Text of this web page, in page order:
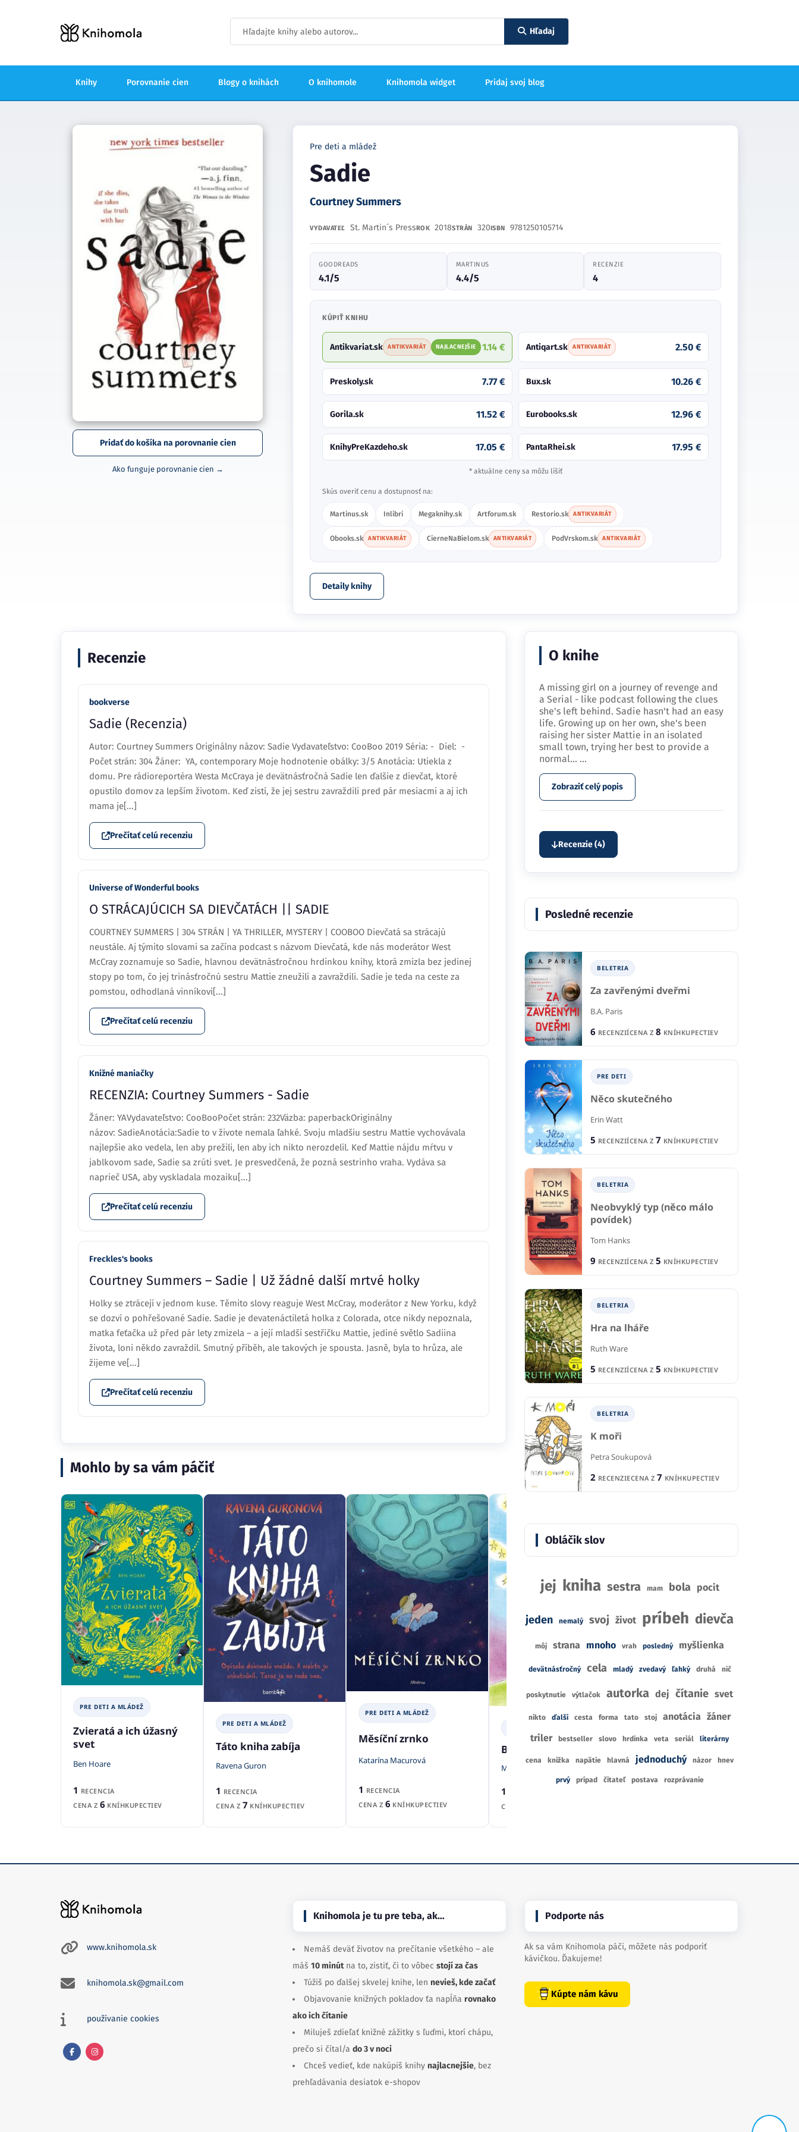
Hľadaj
Knihy Porovnanie cien Blogy o knihách O knihomole Knihomola widget Pridaj svoj blog
Pridať do košíka na porovnanie cien
Ako funguje porovnanie cien →
Pre deti a mládež
Sadie
Courtney Summers
VYDAVATEĽ St. Martin´s PressROK 2018STRÁN 320ISBN 9781250105714
GOODREADS
4.1/5
MARTINUS
4.4/5
RECENZIE
4
KÚPIŤ KNIHU
Antikvariat.sk ANTIKVARIÁT NAJLACNEJŠIE 1.14 € Antiqart.sk ANTIKVARIÁT 2.50 €
Preskoly.sk 7.77 € Bux.sk 10.26 €
Gorila.sk 11.52 € Eurobooks.sk 12.96 €
KnihyPreKazdeho.sk 17.05 € PantaRhei.sk 17.95 €
* aktuálne ceny sa môžu líšiť
Skús overiť cenu a dostupnosť na:
Martinus.sk Inlibri Megaknihy.sk Artforum.sk Restorio.sk ANTIKVARIÁT
Obooks.sk ANTIKVARIÁT CierneNaBielom.sk ANTIKVARIÁT PodVrskom.sk ANTIKVARIÁT
Detaily knihy
Recenzie
bookverse
Sadie (Recenzia)
Autor: Courtney Summers Originálny názov: Sadie Vydavateľstvo: CooBoo 2019 Séria: - Diel: -
Počet strán: 304 Žáner: YA, contemporary Moje hodnotenie obálky: 3/5 Anotácia: Utiekla z
domu. Pre rádioreportéra Westa McCraya je devätnásťročná Sadie len ďalšie z dievčat, ktoré
opustilo domov za lepším životom. Keď zistí, že jej sestru zavraždili pred pár mesiacmi a aj ich
mama je[...]
Prečítať celú recenziu
Universe of Wonderful books
O STRÁCAJÚCICH SA DIEVČATÁCH || SADIE
COURTNEY SUMMERS | 304 STRÁN | YA THRILLER, MYSTERY | COOBOO Dievčatá sa strácajú
neustále. Aj týmito slovami sa začína podcast s názvom Dievčatá, kde nás moderátor West
McCray zoznamuje so Sadie, hlavnou devätnásťročnou hrdinkou knihy, ktorá zmizla bez jedinej
stopy po tom, čo jej trinásťročnú sestru Mattie zneužili a zavraždili. Sadie je teda na ceste za
pomstou, odhodlaná vinníkovi[...]
Prečítať celú recenziu
Knižné maniačky
RECENZIA: Courtney Summers - Sadie
Žáner: YAVydavateľstvo: CooBooPočet strán: 232Väzba: paperbackOriginálny
názov: SadieAnotácia:Sadie to v živote nemala ľahké. Svoju mladšiu sestru Mattie vychovávala
najlepšie ako vedela, len aby prežili, len aby ich nikto nerozdelil. Keď Mattie nájdu mŕtvu v
jablkovom sade, Sadie sa zrúti svet. Je presvedčená, že pozná sestrinho vraha. Vydáva sa
naprieč USA, aby vyskladala mozaiku[...]
Prečítať celú recenziu
Freckles's books
Courtney Summers – Sadie | Už žádné další mrtvé holky
Holky se ztrácejí v jednom kuse. Těmito slovy reaguje West McCray, moderátor z New Yorku, když
se dozví o pohřešované Sadie. Sadie je devatenáctiletá holka z Colorada, otce nikdy nepoznala,
matka feťačka už před pár lety zmizela – a její mladší sestřičku Mattie, jediné světlo Sadiina
života, loni někdo zavraždil. Smutný příběh, ale takových je spousta. Jasně, byla to hrůza, ale
žijeme ve[...]
Prečítať celú recenziu
Mohlo by sa vám páčiť
PRE DETI A MLÁDEŽ
Zvieratá a ich úžasný
svet
Ben Hoare
1 RECENCIA
CENA Z 6 KNÍHKUPECTIEV
PRE DETI A MLÁDEŽ
Táto kniha zabíja
Ravena Guron
1 RECENCIA
CENA Z 7 KNÍHKUPECTIEV
PRE DETI A MLÁDEŽ
Měsíční zrnko
Katarína Macurová
1 RECENCIA
CENA Z 6 KNÍHKUPECTIEV
Bež, Drobček, bež
Marta Fartelová
1
CENA Z
Rosamund Hodge
O knihe
A missing girl on a journey of revenge and
a Serial - like podcast following the clues
she's left behind. Sadie hasn't had an easy
life. Growing up on her own, she's been
raising her sister Mattie in an isolated
small town, trying her best to provide a
normal… ...
Zobraziť celý popis
Recenzie (4)
Posledné recenzie
BELETRIA
Za zavřenými dveřmi
B.A. Paris
6 RECENZIÍCENA Z 8 KNÍHKUPECTIEV
PRE DETI
Něco skutečného
Erin Watt
5 RECENZIÍCENA Z 7 KNÍHKUPECTIEV
BELETRIA
Neobvyklý typ (něco málo
povídek)
Tom Hanks
9 RECENZIÍCENA Z 5 KNÍHKUPECTIEV
BELETRIA
Hra na lháře
Ruth Ware
5 RECENZIÍCENA Z 5 KNÍHKUPECTIEV
BELETRIA
K moři
Petra Soukupová
2 RECENZIECENA Z 7 KNÍHKUPECTIEV
Obláčik slov
jej kniha sestra mam bola pocit
jeden nemalý svoj život príbeh dievča
môj strana mnoho vrah posledný myšlienka
devätnásťročný cela mladý zvedavý ľahký druhá nič
poskytnutie výtlačok autorka dej čítanie svet
nikto ďalší cesta forma tato stoj anotácia žáner
triler
bestseller slovo hrdinka veta seriál literárny
cena knižka napätie hlavná jednoduchý názor hnev
prvý prípad čitateľ postava rozprávanie
www.knihomola.sk
knihomola.sk@gmail.com
používanie cookies
Knihomola je tu pre teba, ak…
Nemáš deväť životov na prečítanie všetkého – ale
máš 10 minútna to, zistiť, či to vôbec stojí za čas
Túžiš po ďalšej skvelej knihe, len nevieš, kde začať
Objavovanie knižných pokladov ťa napĺňa rovnako
ako ich čítanie
Miluješ zdieľať knižné zážitky s ľuďmi, ktorí chápu,
prečo si čítal/a do 3 v noci
Chceš vedieť, kde nakúpiš knihy najlacnejšie, bez
prehľadávania desiatok e-shopov
Podporte nás
Ak sa vám Knihomola páči, môžete nás podporiť
kávičkou. Ďakujeme!
Kúpte nám kávu